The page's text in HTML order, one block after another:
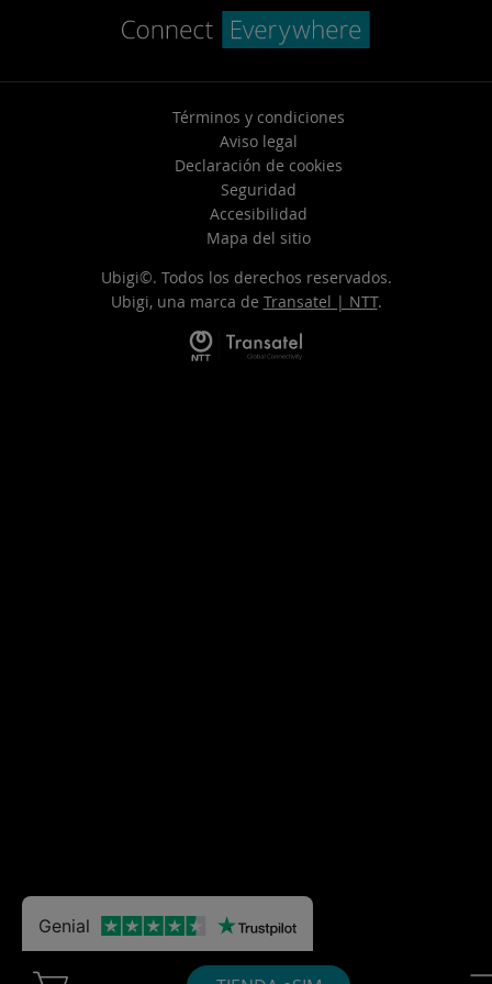
Términos y condiciones
Aviso legal
Declaración de cookies
Seguridad
Accesibilidad
Mapa del sitio
Ubigi©. Todos los derechos reservados.
Ubigi, una marca de Transatel | NTT.
Genial